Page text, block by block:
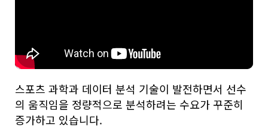
스포츠 과학과 데이터 분석 기술이 발전하면서 선수
의 움직임을 정량적으로 분석하려는 수요가 꾸준히
증가하고 있습니다.